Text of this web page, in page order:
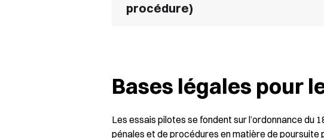
procédure)
Bases légales pour
Les essais pilotes se fondent sur l’ordonnance du
pénales et de procédures en matière de poursuite